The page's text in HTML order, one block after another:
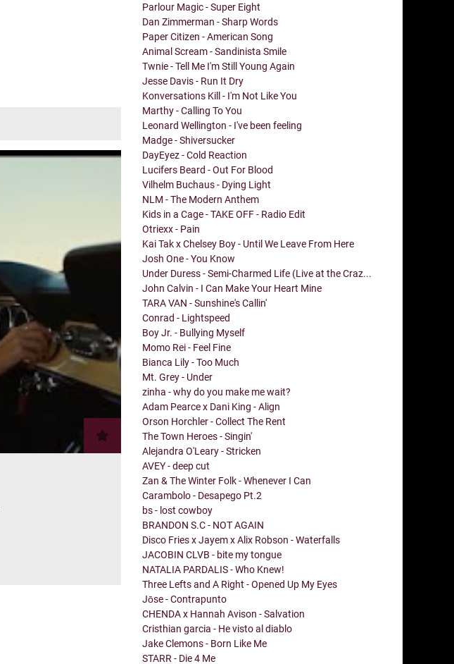
Parlour Magic - Super Eight
Dan Zimmerman - Sharp Words
Paper Citizen - American Song
Animal Scream - Sandinista Smile
Twnie - Tell Me I'm Still Young Again
Jesse Davis - Run It Dry
Konversations Kill - I'm Not Like You
Marthy - Calling To You
Leonard Wellington - I've been feeling
Madge - Shiversucker
DayEyez - Cold Reaction
Lucifers Beard - Out For Blood
Vilhelm Buchaus - Dying Light
NLM - The Modern Anthem
Kids in a Cage - TAKE OFF - Radio Edit
Otriexx - Pain
Kai Tak x Chelsey Boy - Until We Leave From Here
Josh One - You Know
Under Duress - Semi-Charmed Life (Live at the Craz...
John Calvin - I Can Make Your Heart Mine
TARA VAN - Sunshine's Callin'
Conrad - Lightspeed
Boy Jr. - Bullying Myself
Momo Rei - Feel Fine
Bianca Lily - Too Much
Mt. Grey - Under
zinha - why do you make me wait?
Adam Pearce x Dani King - Align
Orson Horchler - Collect The Rent
The Town Heroes - Singin'
Alejandra O'Leary - Stricken
AVEY - deep cut
Zan & The Winter Folk - Whenever I Can
Carambolo - Desapego Pt.2
bs - lost cowboy
BRANDON S.C - NOT AGAIN
Disco Fries x Jayem x Alix Robson - Waterfalls
JACOBIN CLVB - bite my tongue
NATALIA PARDALIS - Who Knew!
Three Lefts and A Right - Opened Up My Eyes
Jōse - Contrapunto
CHENDA x Hannah Avison - Salvation
Cristhian garcia - He visto al diablo
Jake Clemons - Born Like Me
STARR - Die 4 Me